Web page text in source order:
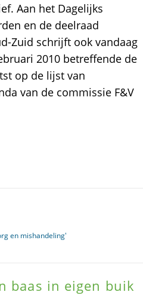
Aan het Dagelijks
en de deelraad
Zuid schrijft ook vandaag
2010 betreffende de
op de lijst van
van de commissie F&V
en mishandeling'
baas in eigen buik